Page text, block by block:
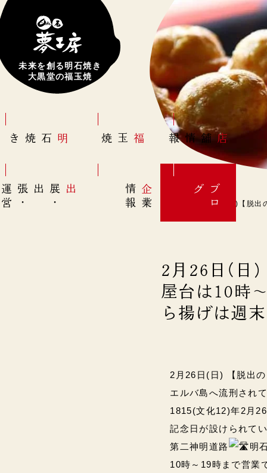
未来を創る明石焼き
大黒堂の福玉焼
明石焼き 福玉焼 店舗情報
出展
・
出張
・
運
営
企
業
情
報
ブ
ロ
グ
2月26日(日)【脱
2月26日(日)
屋台は10時
ら揚げは週
2月26日(日) 【脱出
エルバ島へ流刑され
1815(文化12)年2月
記念日が設けられて
第二神明道路
明
10時～19時まで営業